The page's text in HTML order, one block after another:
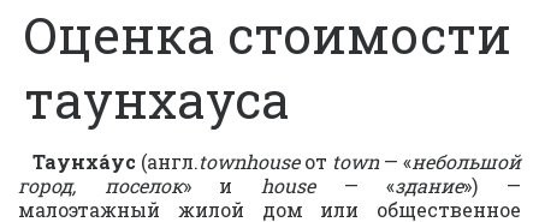
Оценка стоимости
таунхауса
Таунха́ус (англ.townhouseот town— «небольшой
город, поселок» и house— «здание») —
малоэтажный жилой дом или общественное